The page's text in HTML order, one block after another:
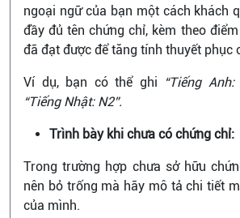
ngoại ngữ của bạn một cách khách
đầy đủ tên chứng chỉ, kèm theo
đã đạt được để tăng tính thuyết phục
Ví dụ, bạn có thể ghi “Tiếng
“Tiếng Nhật: N2”.
Trình bày khi chưa có chứng chỉ:
Trong trường hợp chưa sở hữu
nên bỏ trống mà hãy mô tả chi tiết
của mình.